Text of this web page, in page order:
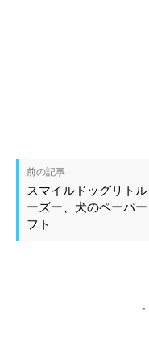
前の記事
スマイルドッグリト
ーズー、犬のペーパー
フト
-